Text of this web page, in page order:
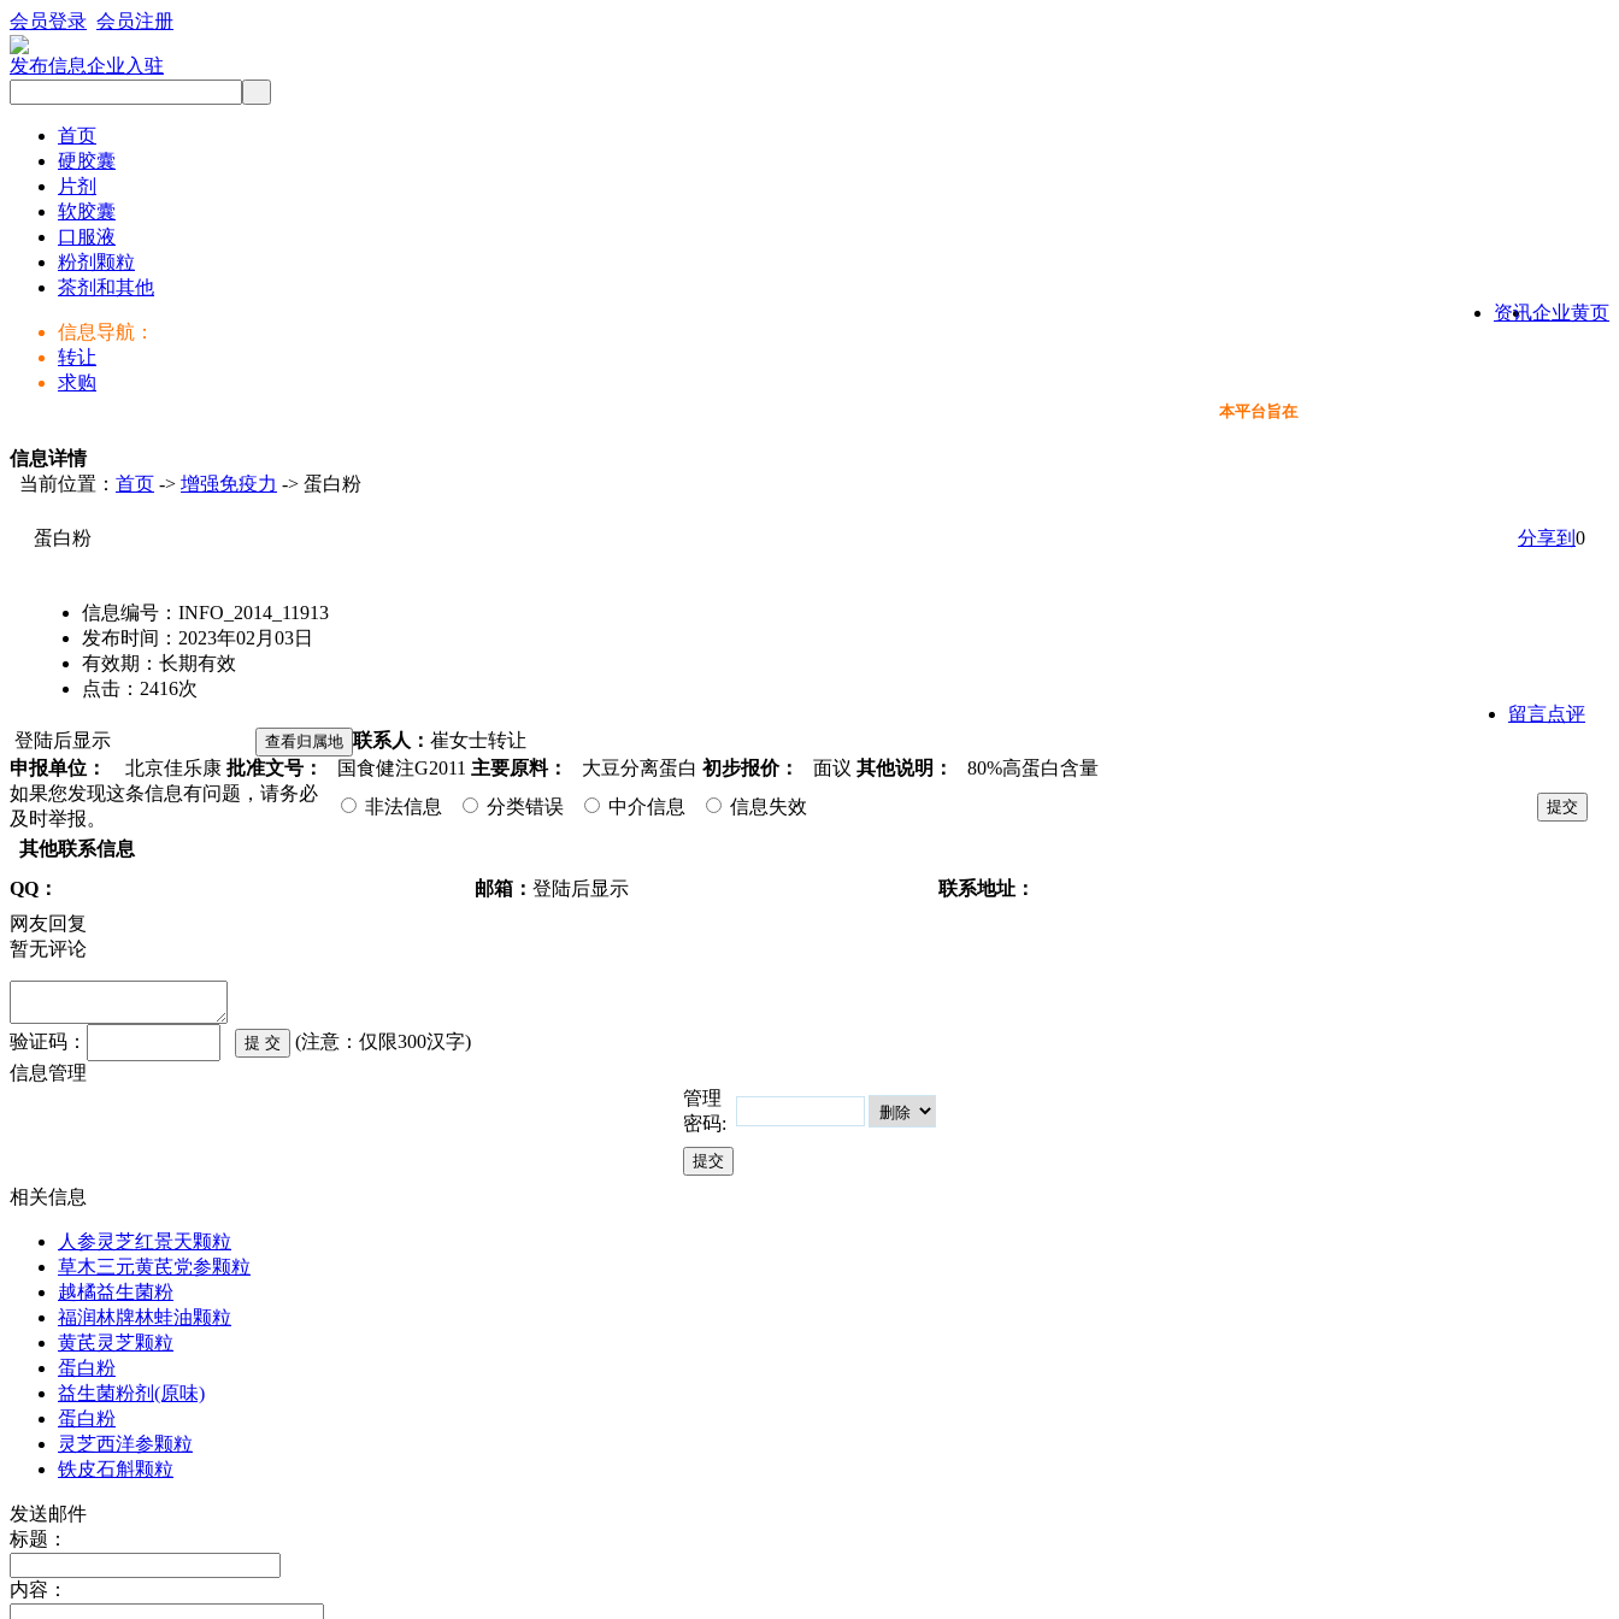
会员登录 会员注册
发布信息企业入驻
首页
硬胶囊
片剂
软胶囊
口服液
粉剂颗粒
茶剂和其他
企业黄页
资讯
信息导航：
转让
求购
本平台旨在为保健品行业提供一个信息免费展示交流互
信息详情
当前位置： 首页 -> 增强免疫力 -> 蛋白粉
蛋白粉 分享到 0
信息编号： INFO_2014_11913
发布时间： 2023年02月03日
有效期： 长期有效
点击： 2416次
留言点评
登陆后显示
联系人： 崔女士转让
申报单位：
北京佳乐康 批准文号： 国食健注G2011 主要原料： 大豆分离蛋白 初步报价： 面议 其他说明：
80%高蛋白含量
如果您发现这条信息有问题，请务必
及时举报。
非法信息 分类错误 中介信息 信息失效
其他联系信息
QQ：
邮箱： 登陆后显示
联系地址：
网友回复
暂无评论
验证码：
(注意：仅限300汉字)
信息管理
管理
密码:
相关信息
人参灵芝红景天颗粒
草木三元黄芪党参颗粒
越橘益生菌粉
福润林牌林蛙油颗粒
黄芪灵芝颗粒
蛋白粉
益生菌粉剂(原味)
蛋白粉
灵芝西洋参颗粒
铁皮石斛颗粒
发送邮件
标题：
内容：